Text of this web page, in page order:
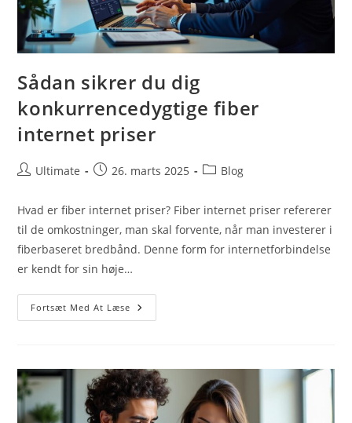
Sådan sikrer du dig
konkurrencedygtige fiber
internet priser
PostUltimate
Post26. marts 2025
PostBlog
Hvad er fiber internet priser? Fiber internet priser refererer
til de omkostninger, man skal forvente, når man investerer i
fiberbaseret bredbånd. Denne form for internetforbindelse
er kendt for sin høje…
Fortsæt Med At Læse Sådan
Sikrer
Internet
Priser